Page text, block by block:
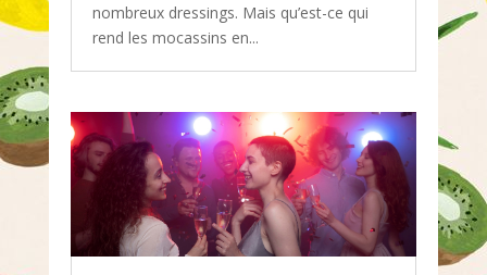
nombreux dressings. Mais qu’est-ce qui
rend les mocassins en...